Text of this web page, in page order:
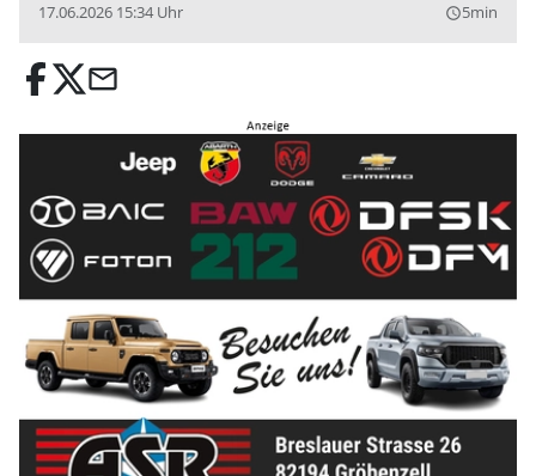
17.06.2026 15:34 Uhr query_builder5min
email